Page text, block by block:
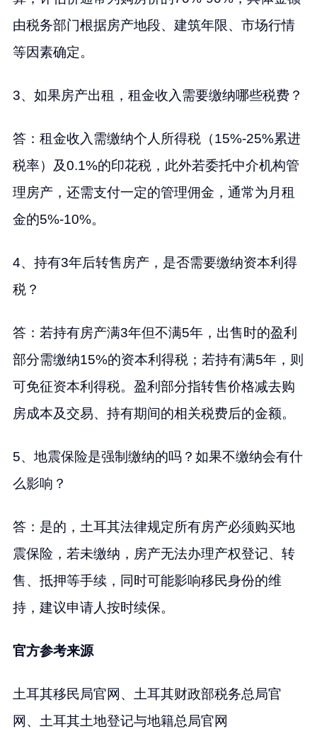
由税务部门根据房产地段、建筑年限、市场行情
等因素确定。
3、如果房产出租，租金收入需要缴纳哪些税费？
答：租金收入需缴纳个人所得税（15%-25%累进
税率）及0.1%的印花税，此外若委托中介机构管
理房产，还需支付一定的管理佣金，通常为月租
金的5%-10%。
4、持有3年后转售房产，是否需要缴纳资本利得
税？
答：若持有房产满3年但不满5年，出售时的盈利
部分需缴纳15%的资本利得税；若持有满5年，则
可免征资本利得税。盈利部分指转售价格减去购
房成本及交易、持有期间的相关税费后的金额。
5、地震保险是强制缴纳的吗？如果不缴纳会有什
么影响？
答：是的，土耳其法律规定所有房产必须购买地
震保险，若未缴纳，房产无法办理产权登记、转
售、抵押等手续，同时可能影响移民身份的维
持，建议申请人按时续保。
官方参考来源
土耳其移民局官网、土耳其财政部税务总局官
网、土耳其土地登记与地籍总局官网